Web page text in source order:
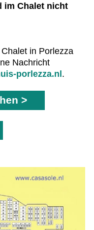
im Chalet nicht
in Porlezza
Nachricht
porlezza.nl.
>